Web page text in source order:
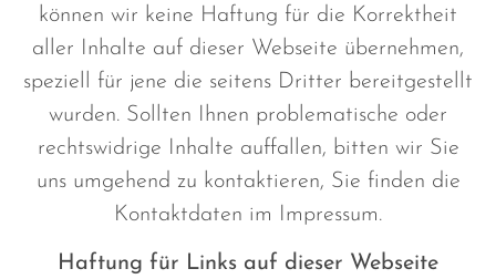
können wir keine Haftung für die Korrektheit
aller Inhalte auf dieser Webseite übernehmen,
speziell für jene die seitens Dritter bereitgestellt
wurden. Sollten Ihnen problematische oder
rechtswidrige Inhalte auffallen, bitten wir Sie
uns umgehend zu kontaktieren, Sie finden die
Kontaktdaten im Impressum.
Haftung für Links auf dieser Webseite